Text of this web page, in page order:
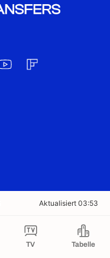
TV Tabelle
Aktualisiert 03:53